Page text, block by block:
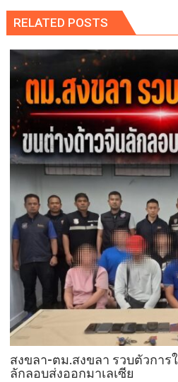
RELATED POSTS
สงขลา-ตม.สงขลา รวบตัวกา
ลักลอบส่งออกมาเลเซีย